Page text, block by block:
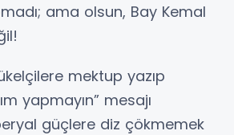
ama olsun, Bay Kemal
mektup yazıp
yapmayın” mesajı
güçlere diz çökmemek